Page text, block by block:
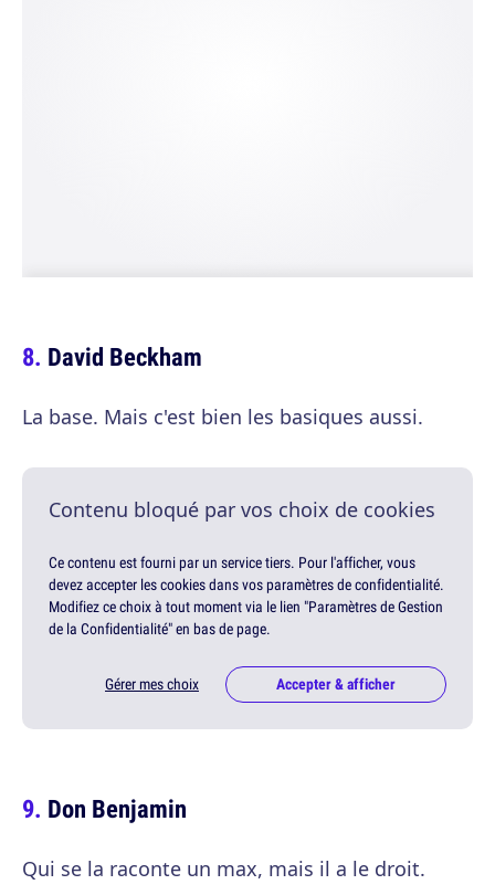
David Beckham
La base. Mais c'est bien les basiques aussi.
Contenu bloqué par vos choix de cookies
Ce contenu est fourni par un service tiers. Pour l'afficher, vous
devez accepter les cookies dans vos paramètres de confidentialité.
Modifiez ce choix à tout moment via le lien "Paramètres de Gestion
de la Confidentialité" en bas de page.
Gérer mes choix Accepter & afficher
Don Benjamin
Qui se la raconte un max, mais il a le droit.